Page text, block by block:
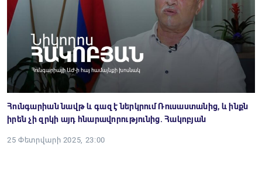
Հունգարիան նավթ և գազ է ներկրում Ռուսաստանից, և ինքն
իրեն չի զրկի այդ հնարավորությունից. Հակոբյան
25 Փետրվարի 2025, 23:00